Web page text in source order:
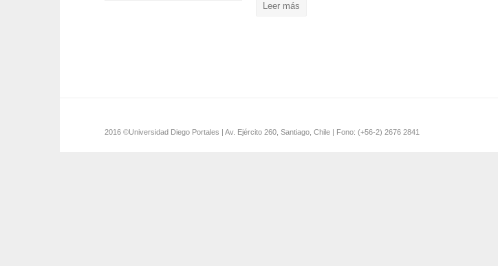
Leer más
2016 ©Universidad Diego Portales | Av. Ejército 260, Santiago, Chile | Fono: (+56-2) 2676 2841